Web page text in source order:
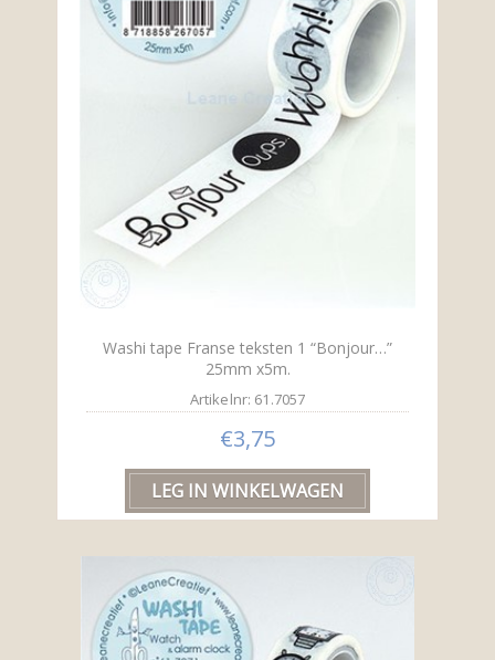
Washi tape Franse teksten 1 “Bonjour…”
25mm x5m.
Artikelnr: 61.7057
€3,75